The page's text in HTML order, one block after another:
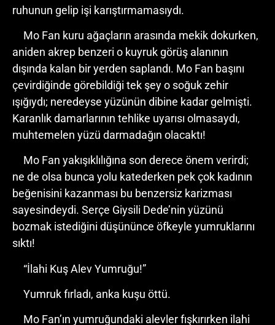
ruhunun gelip işi karıştırmamasıydı.
Mo Fan kuru ağaçların arasında mekik dokurken,
aniden akrep benzeri o kuyruk görüş alanının
dışında kalan bir yerden saplandı. Mo Fan başını
çevirdiğinde görebildiği tek şey o soğuk zehir
ışığıydı; neredeyse yüzünün dibine kadar gelmişti.
Karanlık damarlarının tehlike uyarısı olmasaydı,
muhtemelen yüzü darmadağın olacaktı!
Mo Fan yakışıklılığına son derece önem verirdi;
ne de olsa bunca yolu katederken pek çok kadının
beğenisini kazanması bu benzersiz karizması
sayesindeydi. Serçe Giysili Dede’nin yüzünü
bozmak istediğini düşününce öfkeyle yumruklarını
sıktı!
“İlahi Kuş Alev Yumruğu!”
Yumruk fırladı, anka kuşu öttü.
Mo Fan’ın yumruğundaki alevler fışkırırken ilahi